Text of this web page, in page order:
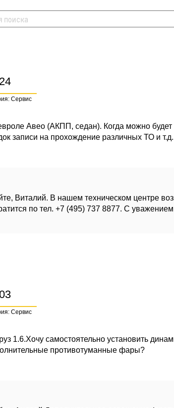
Сервис
Авео (АКПП, седан). Когда можно будет
записи на прохождение различных ТО и
Виталий. В нашем техническом центре
по тел. +7 (495) 737 8877. С
Сервис
1.6.Хочу самостоятельно установить
противотуманные фары?